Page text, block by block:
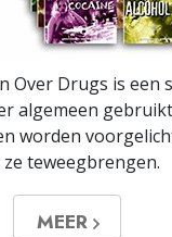
Over Drugs is een
algemeen
worden
teweegbrengen.
MEER